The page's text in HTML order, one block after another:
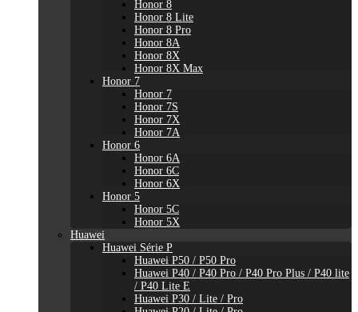
Honor 8
Honor 8 Lite
Honor 8 Pro
Honor 8A
Honor 8X
Honor 8X Max
Honor 7
Honor 7
Honor 7S
Honor 7X
Honor 7A
Honor 6
Honor 6A
Honor 6C
Honor 6X
Honor 5
Honor 5C
Honor 5X
Huawei
Huawei Série P
Huawei P50 / P50 Pro
Huawei P40 / P40 Pro / P40 Pro Plus / P40 lite
/ P40 Lite E
Huawei P30 / Lite / Pro